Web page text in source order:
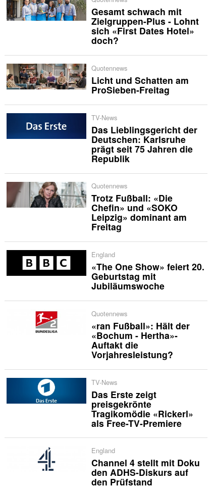
Gesamt schwach mit
Zielgruppen-Plus - Lohnt
sich «First Dates Hotel»
doch?
Quotennews
Licht und Schatten am
ProSieben-Freitag
TV-News
Das Lieblingsgericht der
Deutschen: Karlsruhe
prägt seit 75 Jahren die
Republik
Quotennews
Trotz Fußball: «Die
Chefin» und «SOKO
Leipzig» dominant am
Freitag
England
«The One Show» feiert 20.
Geburtstag mit
Jubiläumswoche
Quotennews
«ran Fußball»: Hält der
«Bochum - Hertha»-
Auftakt die
Vorjahresleistung?
TV-News
Das Erste zeigt
preisgekrönte
Tragikomödie «Rickerl»
als Free-TV-Premiere
England
Channel 4 stellt mit Doku
den ADHS-Diskurs auf
den Prüfstand